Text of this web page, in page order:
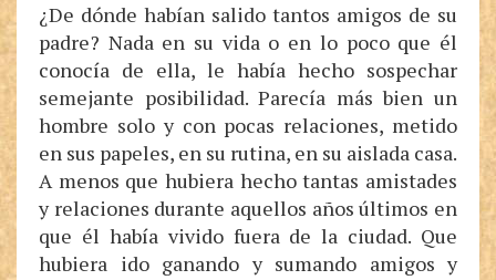
¿De dónde habían salido tantos amigos de su
padre? Nada en su vida o en lo poco que él
conocía de ella, le había hecho sospechar
semejante posibilidad. Parecía más bien un
hombre solo y con pocas relaciones, metido
en sus papeles, en su rutina, en su aislada casa.
A menos que hubiera hecho tantas amistades
y relaciones durante aquellos años últimos en
que él había vivido fuera de la ciudad. Que
hubiera ido ganando y sumando amigos y